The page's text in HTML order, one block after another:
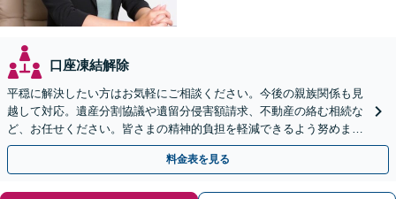
口座凍結解除
平穏に解決したい方はお気軽にご相談ください。今後の親族関係も見
越して対応。遺産分割協議や遺留分侵害額請求、不動産の絡む相続な
ど、お任せください。皆さまの精神的負担を軽減できるよう努めます
【完全個室】【休日・夜間は要相談】【丸太町駅3分】
料金表を見る